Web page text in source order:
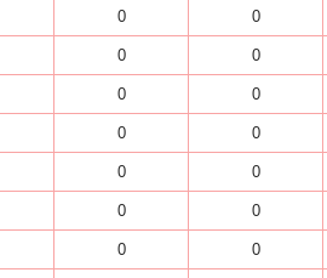
0 0
0 0
0 0
0 0
0 0
0 0
0 0